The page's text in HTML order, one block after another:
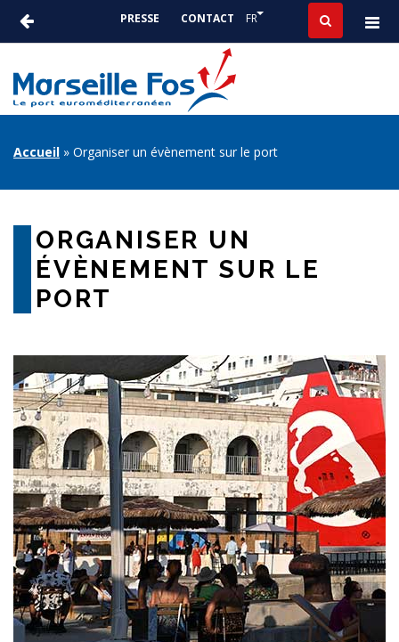
principal
FRLister les actions
ACTUALITÉS
PRESSE
PRESSE CONTACT
FIL
Accueil Organiser un évènement sur le port
ORGANISER UN
ÉVÈNEMENT SUR LE
PORT